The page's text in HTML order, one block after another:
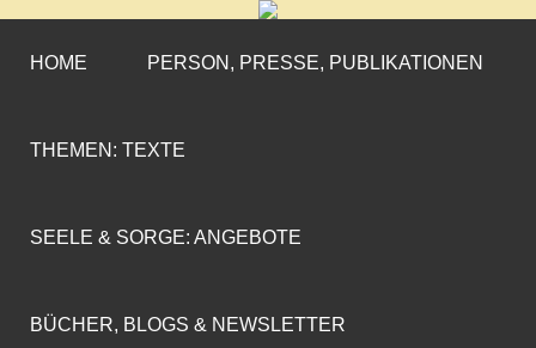
CORNELIA COENEN-
MARX
»ENGAGEMENT MIT PROFIL«
HOME PERSON, PRESSE, PUBLIKATIONEN
THEMEN: TEXTE
SEELE & SORGE: ANGEBOTE
BÜCHER, BLOGS & NEWSLETTER